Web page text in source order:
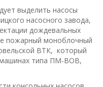
выделить насосы
насосного завода,
дождевальных
пожар­ный моноблочный
ВТК, который
машинах типа ПМ-ВОВ,